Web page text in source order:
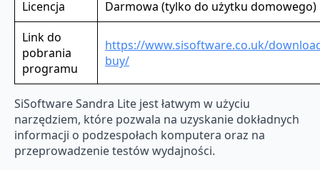
Licencja
Darmowa (tylko do użytku domowego)
Link do
pobrania
programu
https://www.sisoftware.co.uk/
buy/
SiSoftware Sandra Lite jest łatwym w użyciu
narzędziem, które pozwala na uzyskanie dokładnych
informacji o podzespołach komputera oraz na
przeprowadzenie testów wydajności.